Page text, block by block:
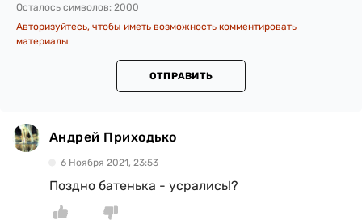
Осталось символов: 2000
Авторизуйтесь, чтобы иметь возможность комментировать
материалы
ОТПРАВИТЬ
Андрей Приходько
6 Ноября 2021, 23:53
Поздно батенька - усрались!?